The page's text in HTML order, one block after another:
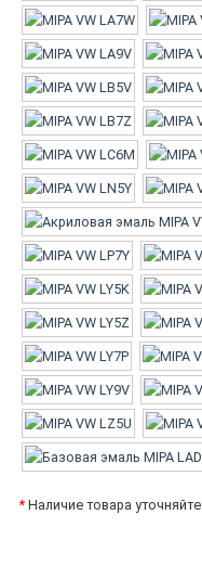
* Наличие товара